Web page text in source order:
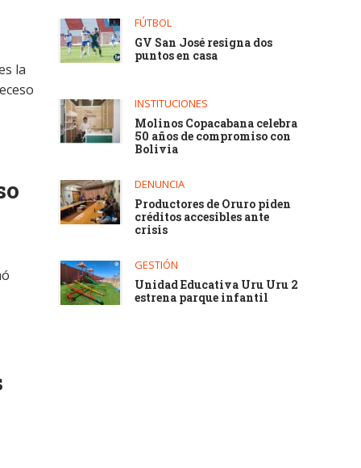
la
FÚTBOL
GV San José resigna dos
puntos en casa
INSTITUCIONES
Molinos Copacabana celebra
50 años de compromiso con
Bolivia
DENUNCIA
Productores de Oruro piden
créditos accesibles ante
crisis
GESTIÓN
Unidad Educativa Uru Uru 2
estrena parque infantil